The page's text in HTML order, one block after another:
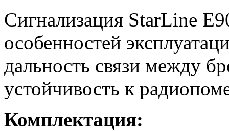
Сигнализация StarLine
особенностей
дальность связи между
устойчивость к
Комплектация: